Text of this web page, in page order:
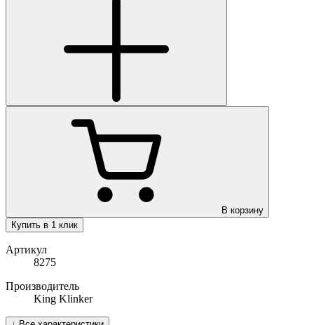
В корзину
Купить в 1 клик
Артикул
8275
Производитель
King Klinker